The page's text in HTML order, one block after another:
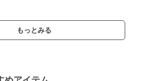
もっとみる